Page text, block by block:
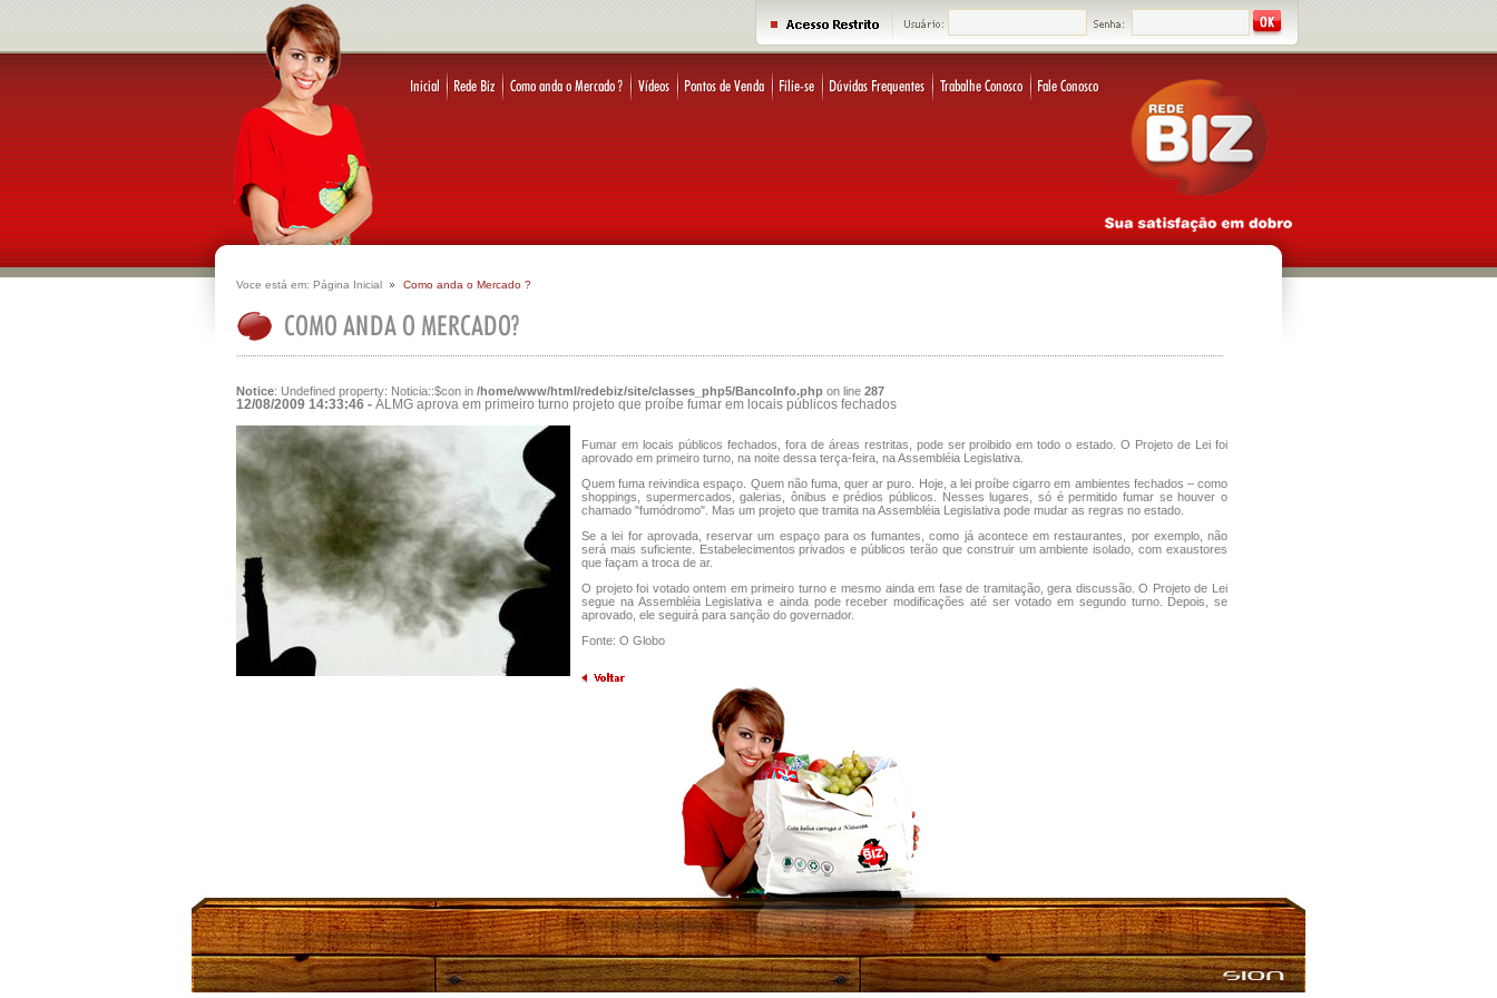
Voce está em: Página Inicial Como anda o Mercado ?
Notice: Undefined property: Noticia::$con in /home/www/html/redebiz/site/classes_php5/BancoInfo.php on line 287
12/08/2009 14:33:46 - ALMG aprova em primeiro turno projeto que proíbe fumar em locais públicos fechados
Fumar em locais públicos fechados, fora de áreas restritas, pode ser proibido em todo o estado. O Projeto de Lei foi
aprovado em primeiro turno, na noite dessa terça-feira, na Assembléia Legislativa.
Quem fuma reivindica espaço. Quem não fuma, quer ar puro. Hoje, a lei proíbe cigarro em ambientes fechados – como
shoppings, supermercados, galerias, ônibus e prédios públicos. Nesses lugares, só é permitido fumar se houver o
chamado "fumódromo". Mas um projeto que tramita na Assembléia Legislativa pode mudar as regras no estado.
Se a lei for aprovada, reservar um espaço para os fumantes, como já acontece em restaurantes, por exemplo, não
será mais suficiente. Estabelecimentos privados e públicos terão que construir um ambiente isolado, com exaustores
que façam a troca de ar.
O projeto foi votado ontem em primeiro turno e mesmo ainda em fase de tramitação, gera discussão. O Projeto de Lei
segue na Assembléia Legislativa e ainda pode receber modificações até ser votado em segundo turno. Depois, se
aprovado, ele seguirá para sanção do governador.
Fonte: O Globo